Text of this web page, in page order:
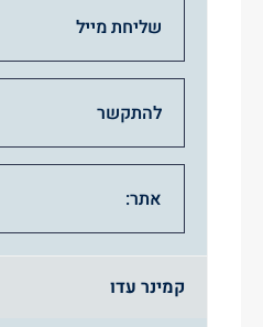
שליחת מייל
להתקשר
אתר:
קמינר עדו